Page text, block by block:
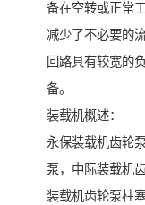
备在空转或正常
减少了不必要的
回路具有较宽的
备。
装载机概述：
永保装载机齿轮
泵，中际装载机
装载机齿轮泵柱